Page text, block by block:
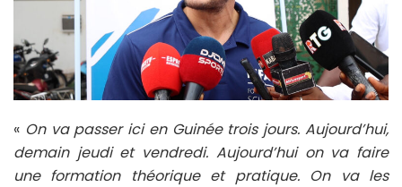
« On va passer ici en Guinée trois jours. Aujourd’hui,
demain jeudi et vendredi. Aujourd’hui on va faire
une formation théorique et pratique. On va les